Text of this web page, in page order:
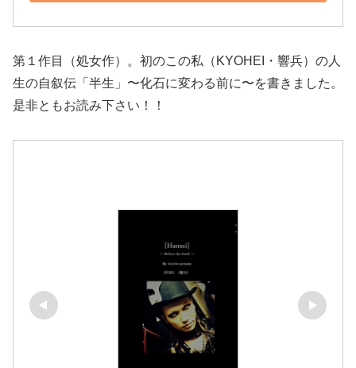
第１作目（処女作）。初のこの私（KYOHEI・響兵）の人
生の自叙伝「半生」〜化石に変わる前に〜を書きました。
是非ともお読み下さい！！